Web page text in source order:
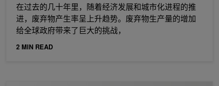
在过去的几十年里，随着经济发展和城市化进程的推
进，废弃物产生率呈上升趋势。废弃物生产量的增加
给全球政府带来了巨大的挑战，
2 MIN READ